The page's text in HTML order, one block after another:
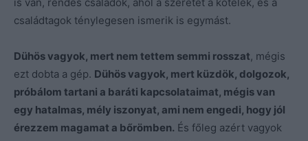
családtagok ténylegesen ismerik is egymást.
Dühös vagyok, mert nem tettem semmi rosszat, mégis
ezt dobta a gép. Dühös vagyok, mert küzdök, dolgozok,
próbálom tartani a baráti kapcsolataimat, mégis van
egy hatalmas, mély iszonyat, ami nem engedi, hogy jól
érezzem magamat a bőrömben. És főleg azért vagyok